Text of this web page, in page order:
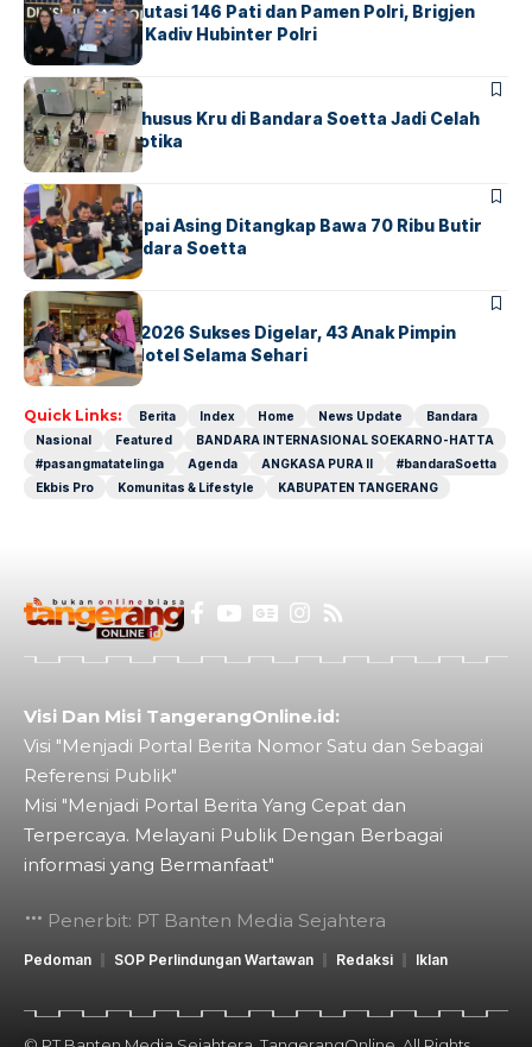
Mabes Polri Mutasi 146 Pati dan Pamen Polri, Brigjen
Untung Jabat Kadiv Hubinter Polri
BANDARABERITA
Ketika Jalur Khusus Kru di Bandara Soetta Jadi Celah
Sindikat Narkotika
BANDARA BERITA
Kopilot Maskapai Asing Ditangkap Bawa 70 Ribu Butir
Ekstasi di Bandara Soetta
BERITAINDEX
GM For A Day 2026 Sukses Digelar, 43 Anak Pimpin
Operasional Hotel Selama Sehari
Quick Links: Berita Index Home News Update
Bandara
Nasional
Featured
BANDARA INTERNASIONAL SOEKARNO-HATTA
#pasangmatatelinga
Agenda ANGKASA PURA II
#bandaraSoetta
Ekbis Pro
Komunitas & Lifestyle KABUPATEN TANGERANG
Visi Dan Misi TangerangOnline.id:
Visi "Menjadi Portal Berita Nomor Satu dan Sebagai
Referensi Publik"
Misi "Menjadi Portal Berita Yang Cepat dan
Terpercaya. Melayani Publik Dengan Berbagai
informasi yang Bermanfaat"
Penerbit: PT Banten Media Sejahtera
Pedoman SOP Perlindungan Wartawan Redaksi Iklan